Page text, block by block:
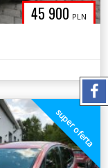
45 900 PLN
super oferta